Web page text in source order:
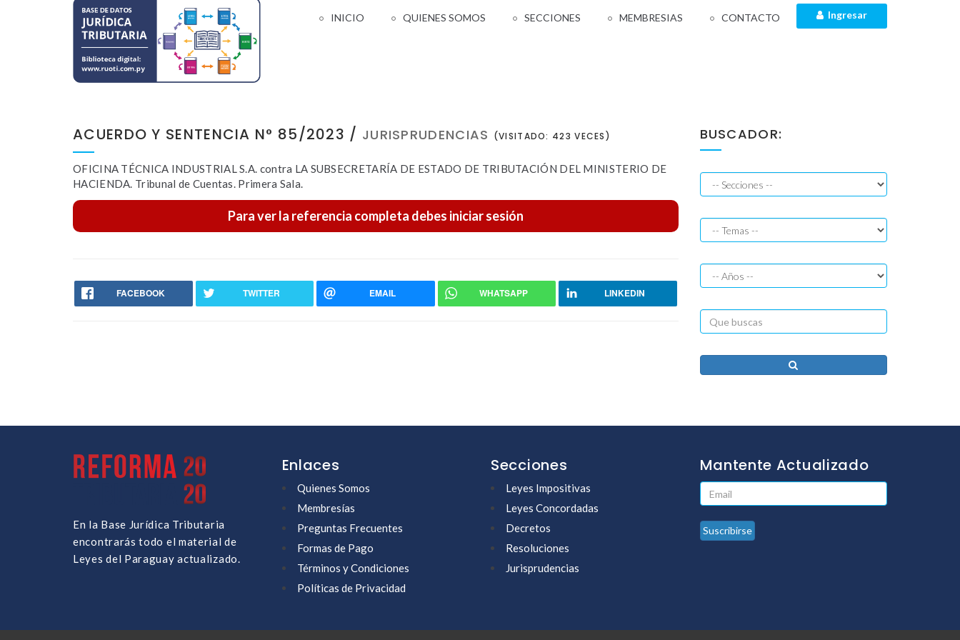
INICIO QUIENES SOMOS SECCIONES MEMBRESIAS CONTACTO Ingresar
ACUERDO Y SENTENCIA N° 85/2023 / JURISPRUDENCIAS (VISITADO: 423 VECES)
OFICINA TÉCNICA INDUSTRIAL S.A. contra LA SUBSECRETARÍA DE ESTADO DE TRIBUTACIÓN DEL MINISTERIO DE
HACIENDA. Tribunal de Cuentas. Primera Sala.
Para ver la referencia completa debes iniciar sesión
FACEBOOK TWITTER EMAIL WHATSAPP LINKEDIN
BUSCADOR:
En la Base Jurídica Tributaria
encontrarás todo el material de
Leyes del Paraguay actualizado.
Enlaces
Quienes Somos
Membresías
Preguntas Frecuentes
Formas de Pago
Términos y Condiciones
Políticas de Privacidad
Secciones
Leyes Impositivas
Leyes Concordadas
Decretos
Resoluciones
Jurisprudencias
Mantente Actualizado